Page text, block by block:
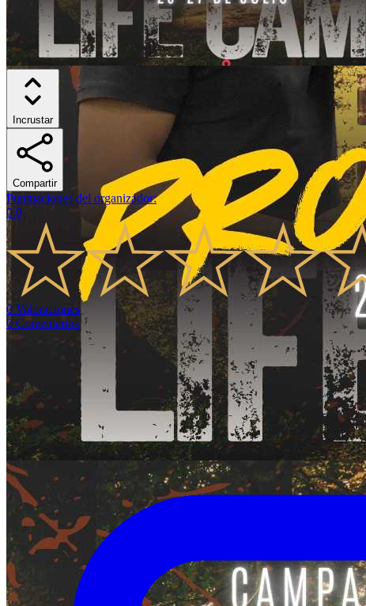
Incrustar
Compartir
Puntuaciones del organizador:
0.0
0 Valoraciones
0 Comentarios